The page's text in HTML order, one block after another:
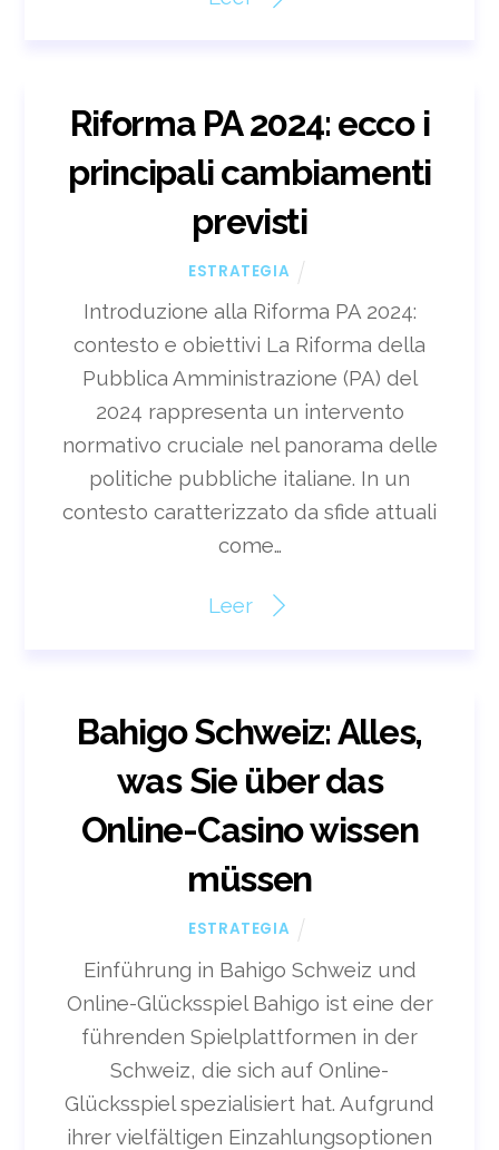
Riforma PA 2024: ecco i
principali cambiamenti
previsti
ESTRATEGIA
Introduzione alla Riforma PA 2024:
contesto e obiettivi La Riforma della
Pubblica Amministrazione (PA) del
2024 rappresenta un intervento
normativo cruciale nel panorama delle
politiche pubbliche italiane. In un
contesto caratterizzato da sfide attuali
come…
Leer
Bahigo Schweiz: Alles,
was Sie über das
Online-Casino wissen
müssen
ESTRATEGIA
Einführung in Bahigo Schweiz und
Online-Glücksspiel Bahigo ist eine der
führenden Spielplattformen in der
Schweiz, die sich auf Online-
Glücksspiel spezialisiert hat. Aufgrund
ihrer vielfältigen Einzahlungsoptionen